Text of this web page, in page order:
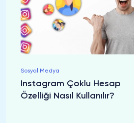
Sosyal Medya
Instagram Çoklu Hesap
Özelliği Nasıl Kullanılır?